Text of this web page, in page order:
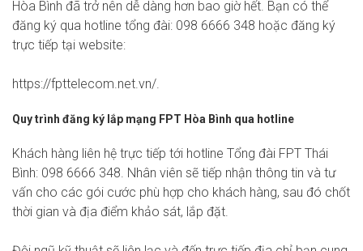
Hòa Bình đã trở nên dễ dàng hơn bao giờ hết. Bạn có thể
đăng ký qua hotline tổng đài: 098 6666 348 hoặc đăng ký
trực tiếp tại website:
https://fpttelecom.net.vn/.
Quy trình đăng ký lắp mạng FPT Hòa Bình qua hotline
Khách hàng liên hệ trực tiếp tới hotline Tổng đài FPT Thái
Bình: 098 6666 348. Nhân viên sẽ tiếp nhận thông tin và tư
vấn cho các gói cước phù hợp cho khách hàng, sau đó chốt
thời gian và địa điểm khảo sát, lắp đặt.